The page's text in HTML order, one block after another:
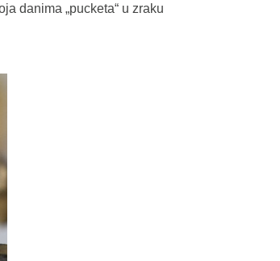
danima „pucketa“ u zraku